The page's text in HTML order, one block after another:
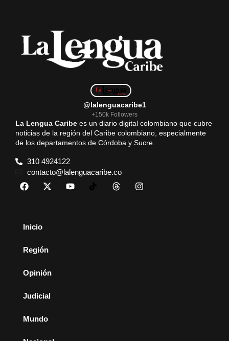
@lalenguacaribe1
+150k Followers
La Lengua Caribe es un diario digital colombiano que cubre
noticias de la región del Caribe colombiano, especialmente
de los departamentos de Córdoba y Sucre.
310 4924122
contacto@lalenguacaribe.co
Inicio
Región
Opinión
Judicial
Mundo